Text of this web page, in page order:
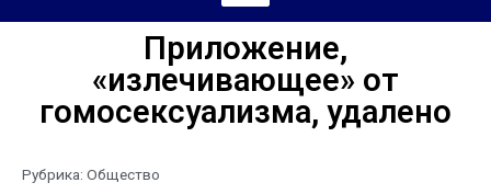
Приложение,
«излечивающее» от
гомосексуализма, удалено
Рубрика: Общество